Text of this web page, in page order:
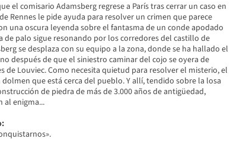
el comisario Adamsberg regrese a París tras cerrar un caso en
Rennes le pide ayuda para resolver un crimen que parece
una oscura leyenda sobre el fantasma de un conde apodado
de palo sigue resonando por los corredores del castillo de
se desplaza con su equipo a la zona, donde se ha hallado el
después de que el siniestro caminar del cojo se oyera de
de Louviec. Como necesita quietud para resolver el misterio, el
que está cerca del pueblo. Y allí, tendido sobre la losa
de piedra de más de 3.000 años de antigüedad,
al enigma...